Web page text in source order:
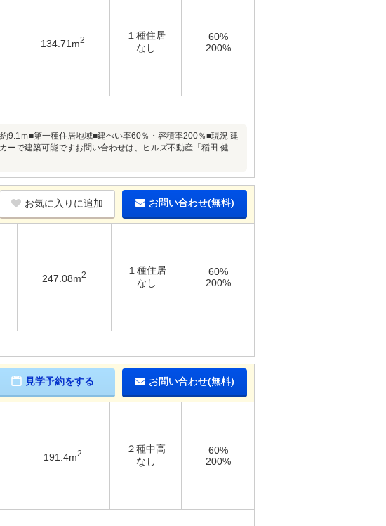
134.71m2
１種住居
なし
60%
200%
9.1ｍ■第一種住居地域■建ぺい率60％・容積率200％■現況 建
ーで建築可能ですお問い合わせは、ヒルズ不動産「稻田 健
お気に入りに追加 お問い合わせ(無料)
247.08m2
１種住居
なし
60%
200%
見学予約をする お問い合わせ(無料)
191.4m2
２種中高
なし
60%
200%